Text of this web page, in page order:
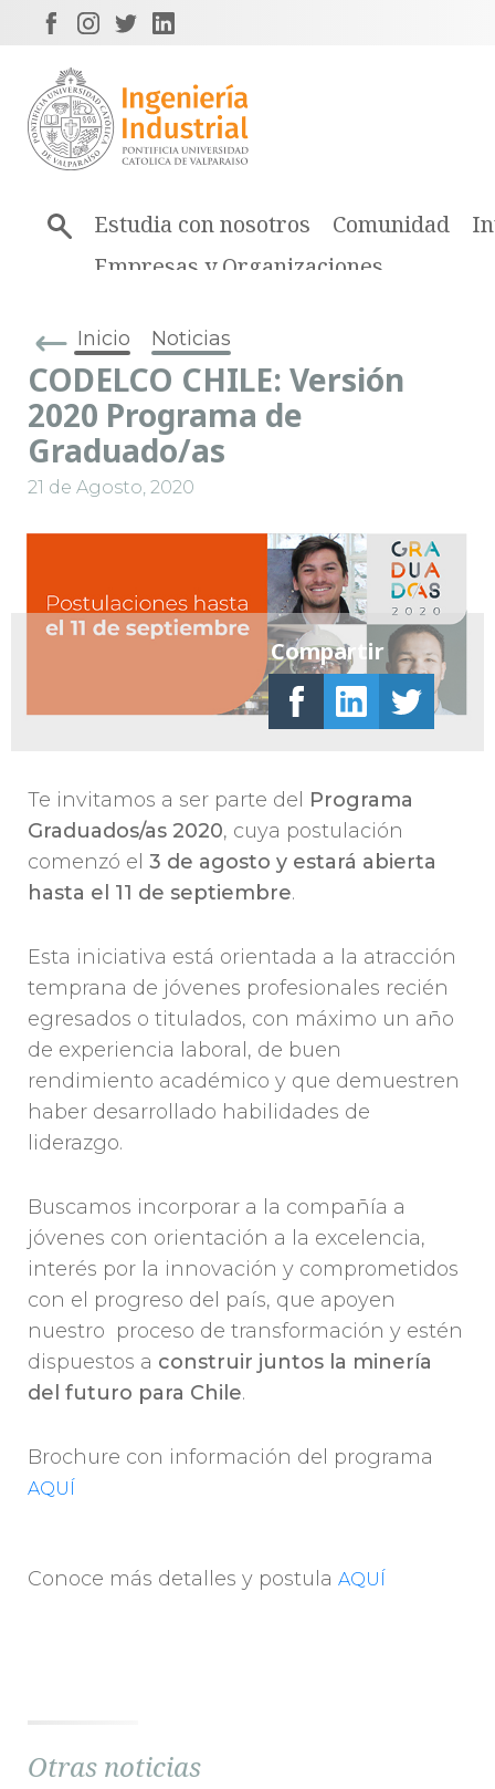
Estudia con nosotros Comunidad
Empresas y Organizaciones
Inicio Noticias
CODELCO CHILE: Versión
2020 Programa de
Graduado/as
21 de Agosto, 2020
Te invitamos a ser parte del Programa
Graduados/as 2020, cuya postulación
comenzó el 3 de agosto y estará abierta
hasta el 11 de septiembre.
Esta iniciativa está orientada a la atracción
temprana de jóvenes profesionales recién
egresados o titulados, con máximo un año
de experiencia laboral, de buen
rendimiento académico y que demuestren
haber desarrollado habilidades de
liderazgo.
Buscamos incorporar a la compañía a
jóvenes con orientación a la excelencia,
interés por la innovación y comprometidos
con el progreso del país, que apoyen
nuestro proceso de transformación y estén
dispuestos a construir juntos la minería
del futuro para Chile.
Brochure con información del programa
AQUÍ
Conoce más detalles y postula AQUÍ
Compartir
Otras noticias